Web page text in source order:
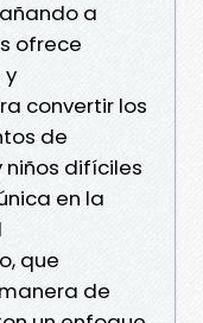
a
ofrece
y
convertir los
de
niños difíciles
en la
que
de